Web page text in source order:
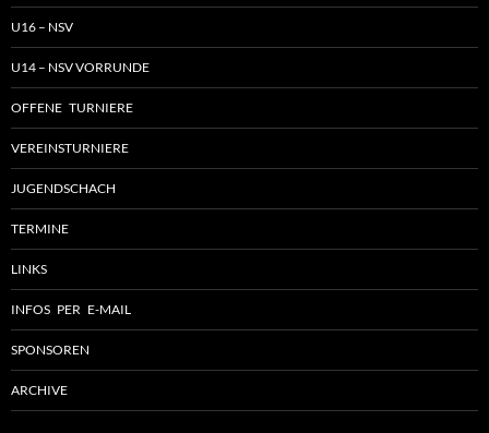
U16 – NSV
U14 – NSV VORRUNDE
OFFENE TURNIERE
VEREINSTURNIERE
JUGENDSCHACH
TERMINE
LINKS
INFOS PER E-MAIL
SPONSOREN
ARCHIVE